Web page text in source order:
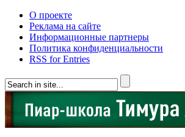
О проекте
Реклама на сайте
Информационные партнеры
Политика конфиденциальности
RSS for Entries